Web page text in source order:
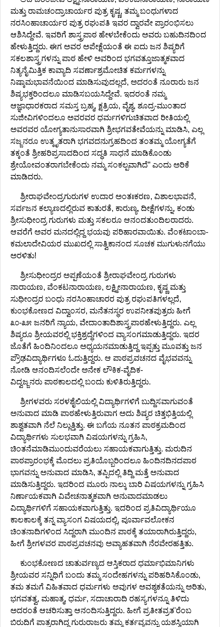
ಮತ್ತು ರಾಮಚಂದ್ರಾಚಾರ್ಯರ ಪುತ್ರ ಕೃಷ್ಣ, ತಮ್ಮ ಬಂಧುಗಳಾದ
ನರಸಿಂಹಾಚಾರ್ಯರ ಪುತ್ರ ರಘುಪತಿ ಇವರ ದ್ವಾರವೇ ಪ್ರಾರಂಭಿಸಲು
ಆಶಿಸಿದ್ದೇವೆ. ಇವರಿಗೆ ಶಾಸ್ತ್ರಪಾಠ ಹೇಳಬೇಕೆಂದು ಅವರು ಬಹುದಿನದಿಂದ
ಹೇಳುತ್ತಿದ್ದರು. ಈಗ ಅವರ ಅಪೇಕ್ಷೆಯಂತೆ ಈ ಐದು ಜನ ಶಿಷ್ಯರಿಗೆ
ಸಕಲಶಾಸ್ತ್ರಗಳನ್ನು ಪಾಠ ಹೇಳಿ ಅವರಿಂದ ಭಗವತ್ತೂಜಾತ್ಮಕವಾದ
ನಿತ್ಯನೈಮಿತ್ತಿಕ ಕಾವ್ಯಾದಿ ಸವರ್ಣಾಶ್ರಮೋಚಿತ ಕರ್ಮಗಳನ್ನು
ನಿಷ್ಕಾಮಭಾವನೆಯಿಂದ ಮಾಡಿಸುವುದಲ್ಲದೆ, ಅದರಂತೆ ನೂರಾರು ಜನ
ಶಿಷ್ಯಭಕ್ತರಿಂದಲೂ ಮಾಡಿಸಬಯಸಿದ್ದೇವೆ. ಇದರಂತೆ ನಮ್ಮ
ಆಜ್ಞಾಧಾರಕರಾದ ಸಮಸ್ತ ಬ್ರಹ್ಮ, ಕ್ಷತ್ರಿಯ, ವೈಶ್ಯ, ಶೂದ್ರ-ಮುಂತಾದ
ಸುಜೀವಿಗಳಿಂದಲೂ ಅವರವರ ಧರ್ಮಗಳಿಗುಚಿತವಾದ ರೀತಿಯಲ್ಲಿ
ಅವರವರ ಯೋಗ್ಯತಾನುಸಾರವಾಗಿ ಶ್ರೀಭಗವತೇವೆಯನ್ನು ಮಾಡಿಸಿ, ಎಲ್ಲ
ಸಜ್ಜನರೂ ಉತ್ಕೃತರಾಗಿ ಭಗವದನುಗ್ರಹದಿಂದ ತಂತಮ್ಮ ಯೋಗ್ಯತೆಗೆ
ತಕ್ಕಂತೆ ಶ್ರೀಹರಿಪ್ರಸಾದದಿಂದ ಸದ್ಧತಿ ಸಾಧನೆ ಮಾಡಿಕೊಂಡು
ಶ್ರೇಯೋವಂತರಾಗಬೇಕೆಂದು ನಮ್ಮ ಸಂಕಲ್ಪವಾಗಿದೆ” ಎಂದು ಅರಿಕೆ
ಮಾಡಿದರು.
ಶ್ರೀರಾಘವೇಂದ್ರಗುರುಗಳ ಉದಾರ ಅಂತಃಕರಣ, ವಿಶಾಲಭಾವನೆ,
ಸರ್ವಜನ ಕಲ್ಯಾಣದಲ್ಲಿರುವ ಕಾತುರತೆ, ಕಾರುಣ್ಯ, ದೀಕ್ಷೆಗಳನ್ನು, ಕಂಡು
ಶ್ರೀಸುಧೀಂದ್ರ ಗುರುಗಳು ಮತ್ತು ಸಕಲರೂ ಆನಂದತುಂದಿಲರಾದರು.
ಆವರೆಗೆ ಅವರ ಮನದಲ್ಲಿದ್ದ ಭಯವು ಪರಿಹಾರವಾಯಿತು. ವೆಂಕಟಾಂಬಾ-
ಕಮಲಾದೇವಿಯರ ಮುಖದಲ್ಲಿ ಸಾತ್ವಿಕಾನಂದ ಸೂಚಕ ಮುಗುಳುನಗೆಯು
ಅರಳಿತು!
ಶ್ರೀಸುಧೀಂದ್ರರ ಅಪ್ಪಣೆಯಂತೆ ಶ್ರೀರಾಘವೇಂದ್ರ ಗುರುಗಳು
ನಾರಾಯಣ, ವೆಂಕಟನಾರಾಯಣ, ಲಕ್ಷ್ಮೀನಾರಾಯಣ, ಕೃಷ್ಣ ಮತ್ತು
ಸುಧೀಂದ್ರರ ಬಂಧು ನರಸಿಂಹಾಚಾರರ ಪುತ್ರ ರಘುಪತಿಗಳಲ್ಲದೆ,
ಕುಂಭಕೋಣದ ವಿದ್ವಾಂಸರ, ಮನೆತನಸ್ಥರ ಉಪನೀತಪುತ್ರರು ಹೀಗೆ
೩೦-೩೫ ಜನರಿಗೆ ನ್ಯಾಯ, ವೇದಾಂತಾದಿಶಾಸ್ತ್ರಪಾಠಹೇಳುತ್ತಿದ್ದರು. ಎಲ್ಲ
ಶಿಷ್ಯರೂ ಶ್ರೀಯವರಲ್ಲಿ ಭಕ್ತಿಶ್ರದ್ಧೆಗಳಿಂದ ವ್ಯಾಸಂಗಮಾಡುತ್ತಿದ್ದರು. ಇದರ
ಜೊತೆಗೆ ಹಿಂದಿನಿಂದಲೂ ಅಧ್ಯಯನಮಾಡುತ್ತಿದ್ದ ಇಪ್ಪತ್ತು ಮೂವತ್ತು ಜನ
ಪ್ರೌಢವಿದ್ಯಾರ್ಥಿಗಳೂ ಓದುತ್ತಿದ್ದರು. ಆ ಪಾಠಪ್ರವಚನದ ವೈಭವವನ್ನು
ನೋಡಿ ಆನಂದಿಸಲೆಂದೇ ಅನೇಕ ಲೌಕಿಕ-ವೈದಿಕ-
ವಿದ್ವಜ್ಜನರು ಪಾಠಕಾಲದಲ್ಲಿ ಬಂದು ಕುಳಿತಿರುತ್ತಿದ್ದರು.
ಶ್ರೀಗಳವರು ಸರಳಶೈಲಿಯಲ್ಲಿ ವಿದ್ಯಾರ್ಥಿಗಳಿಗೆ ಬುದ್ದಿಸವಾಗುವಂತೆ
ಅನುವಾದ ಮಾಡಿ ಪಾಠಹೇಳುತ್ತಿರುವಾಗ ಅದು ಶಿಷ್ಯರ ಚಿತ್ತಭಿತ್ತಿಯಲ್ಲಿ
ಶಾಶ್ವತವಾಗಿ ನೆಲೆ ನಿಲ್ಲುತ್ತಿತ್ತು. ಈ ಬಗೆಯ ನೂತನ ಪಾಠಕ್ರಮದಿಂದ
ವಿದ್ಯಾರ್ಥಿಗಳು ಸುಲಭವಾಗಿ ವಿಷಯಗಳನ್ನು ಗ್ರಹಿಸಿ,
ಚಿಂತನೆಮಾಡಿಮುಂದುವರೆಯಲು ಸಹಾಯಕವಾಗುತ್ತಿತ್ತು. ಮರುದಿನ
ಪಾಠಪ್ರಾರಂಭಕ್ಕೆ ಮೊದಲು ಪ್ರತಿಯೊಬ್ಬರಿಂದಲೂ ಹಿಂದಿನದಿನದಪಾಠ
ಭಾಗವನ್ನು ಅನುವಾದ ಮಾಡಿಸಿ, ತಪ್ಪಿದಲ್ಲಿ ತಿದ್ದಿ ಮತ್ತೆ ಅನುವಾದ
ಮಾಡಿಸುತ್ತಿದ್ದರು. ಇದರಿಂದ ಮೂರು ನಾಲ್ಕು ಬಾರಿ ವಿಷಯಗಳನ್ನು ಗ್ರಹಿಸಿ
ನಿರ್ಣಾಯಕವಾಗಿ ವಿವೇಚನಾತ್ಮಕವಾಗಿ ಅನುವಾದಮಾಡಲು
ವಿದ್ಯಾರ್ಥಿಗಳಿಗೆ ಸಹಾಯಕವಾಗುತ್ತಿತ್ತು. ಇದರಿಂದ ಪ್ರತಿವಿದ್ಯಾರ್ಥಿಯೂ
ಕಾಲಕಾಲಕ್ಕೆ ತನ್ನ ವ್ಯಾಸಂಗ ವಿಷಯದಲ್ಲಿ, ಪೂರ್ವಾವಲೋಕನ
ಚಿಂತನಾದಿಗಳಿಂದ ಸಿದ್ದರಾಗಿ ಮುಂದಿನ ಪಾಠಕ್ಕೆ ತಯಾರಾಗಿರುತ್ತಿದ್ದರು,
ಹೀಗೆ ಶ್ರೀಗಳವರ ಪಾಠಪ್ರವಚನವು ಅವ್ಯಾಹತವಾಗಿ ನೆರವೇರಹತ್ತಿತು.
ಕುಂಭಕೋಣದ ಚಾತುರ್ವಣ್ಯದ ಆಸ್ತಿಕರಾದ ಧರ್ಮಾಭಿಮಾನಿಗಳು
ಶ್ರೀಯವರ ಸನ್ನಿಧಿಗೆ ಬಂದು ತಮ್ಮ ಸಂದೇಹಗಳನ್ನು ಪರಿಹರಿಸಿಕೊಂಡು,
ತಮ ತಮಗೆ ವಿಹಿತವಾದ ಧರ್ಮಗಳು ಅವುಗಳ ಅವಶ್ಯಕತೆಯನ್ನು ಅರಿತು,
ಭಗವತತ್ವ, ಮಹಾತ್ಮ, ಧರ್ಮ, ಸದಾಚಾರಾದಿ ರಹಸ್ಯಗಳನ್ನೂ ತಿಳಿದು
ಅದರಂತೆ ಆಚರಿಸುತ್ತಾ ಆನಂದಿಸುತ್ತಿದ್ದರು. ಹೀಗೆ ಪ್ರತೀತವ್ರತ'ರೆಂಬ
ಬಿರುದಿಗೆ ಪಾತ್ರರಾಗಿದ್ದ ಗುರುರಾಜರು ತಮ್ಮ ಕರ್ತವ್ಯವನ್ನು ಯಶಸ್ವಿಯಾಗಿ